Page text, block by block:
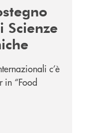
Scienze
c’è
in “Food